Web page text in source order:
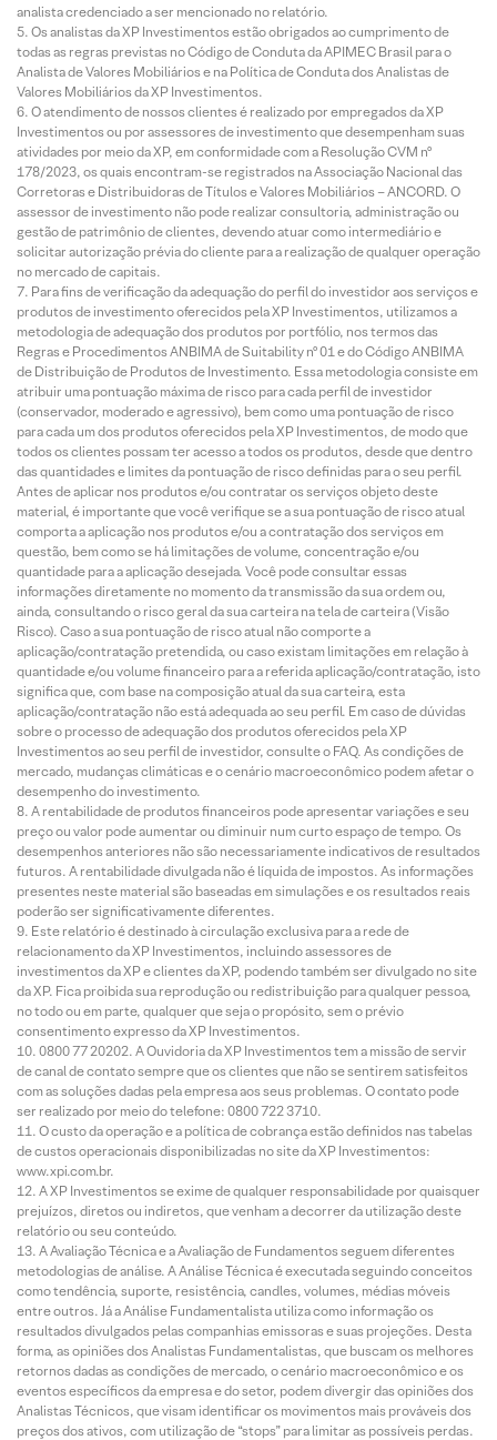
analista credenciado a ser mencionado no relatório.
Os analistas da XP Investimentos estão obrigados ao cumprimento de
todas as regras previstas no Código de Conduta da APIMEC Brasil para o
Analista de Valores Mobiliários e na Política de Conduta dos Analistas de
Valores Mobiliários da XP Investimentos.
O atendimento de nossos clientes é realizado por empregados da XP
Investimentos ou por assessores de investimento que desempenham suas
atividades por meio da XP, em conformidade com a Resolução CVM nº
178/2023, os quais encontram-se registrados na Associação Nacional das
Corretoras e Distribuidoras de Títulos e Valores Mobiliários – ANCORD. O
assessor de investimento não pode realizar consultoria, administração ou
gestão de patrimônio de clientes, devendo atuar como intermediário e
solicitar autorização prévia do cliente para a realização de qualquer operação
no mercado de capitais.
Para fins de verificação da adequação do perfil do investidor aos serviços e
produtos de investimento oferecidos pela XP Investimentos, utilizamos a
metodologia de adequação dos produtos por portfólio, nos termos das
Regras e Procedimentos ANBIMA de Suitability nº 01 e do Código ANBIMA
de Distribuição de Produtos de Investimento. Essa metodologia consiste em
atribuir uma pontuação máxima de risco para cada perfil de investidor
(conservador, moderado e agressivo), bem como uma pontuação de risco
para cada um dos produtos oferecidos pela XP Investimentos, de modo que
todos os clientes possam ter acesso a todos os produtos, desde que dentro
das quantidades e limites da pontuação de risco definidas para o seu perfil.
Antes de aplicar nos produtos e/ou contratar os serviços objeto deste
material, é importante que você verifique se a sua pontuação de risco atual
comporta a aplicação nos produtos e/ou a contratação dos serviços em
questão, bem como se há limitações de volume, concentração e/ou
quantidade para a aplicação desejada. Você pode consultar essas
informações diretamente no momento da transmissão da sua ordem ou,
ainda, consultando o risco geral da sua carteira na tela de carteira (Visão
Risco). Caso a sua pontuação de risco atual não comporte a
aplicação/contratação pretendida, ou caso existam limitações em relação à
quantidade e/ou volume financeiro para a referida aplicação/contratação, isto
significa que, com base na composição atual da sua carteira, esta
aplicação/contratação não está adequada ao seu perfil. Em caso de dúvidas
sobre o processo de adequação dos produtos oferecidos pela XP
Investimentos ao seu perfil de investidor, consulte o FAQ. As condições de
mercado, mudanças climáticas e o cenário macroeconômico podem afetar o
desempenho do investimento.
A rentabilidade de produtos financeiros pode apresentar variações e seu
preço ou valor pode aumentar ou diminuir num curto espaço de tempo. Os
desempenhos anteriores não são necessariamente indicativos de resultados
futuros. A rentabilidade divulgada não é líquida de impostos. As informações
presentes neste material são baseadas em simulações e os resultados reais
poderão ser significativamente diferentes.
Este relatório é destinado à circulação exclusiva para a rede de
relacionamento da XP Investimentos, incluindo assessores de
investimentos da XP e clientes da XP, podendo também ser divulgado no site
da XP. Fica proibida sua reprodução ou redistribuição para qualquer pessoa,
no todo ou em parte, qualquer que seja o propósito, sem o prévio
consentimento expresso da XP Investimentos.
0800 77 20202. A Ouvidoria da XP Investimentos tem a missão de servir
de canal de contato sempre que os clientes que não se sentirem satisfeitos
com as soluções dadas pela empresa aos seus problemas. O contato pode
ser realizado por meio do telefone: 0800 722 3710.
O custo da operação e a política de cobrança estão definidos nas tabelas
de custos operacionais disponibilizadas no site da XP Investimentos:
www.xpi.com.br.
A XP Investimentos se exime de qualquer responsabilidade por quaisquer
prejuízos, diretos ou indiretos, que venham a decorrer da utilização deste
relatório ou seu conteúdo.
A Avaliação Técnica e a Avaliação de Fundamentos seguem diferentes
metodologias de análise. A Análise Técnica é executada seguindo conceitos
como tendência, suporte, resistência, candles, volumes, médias móveis
entre outros. Já a Análise Fundamentalista utiliza como informação os
resultados divulgados pelas companhias emissoras e suas projeções. Desta
forma, as opiniões dos Analistas Fundamentalistas, que buscam os melhores
retornos dadas as condições de mercado, o cenário macroeconômico e os
eventos específicos da empresa e do setor, podem divergir das opiniões dos
Analistas Técnicos, que visam identificar os movimentos mais prováveis dos
preços dos ativos, com utilização de “stops” para limitar as possíveis perdas.